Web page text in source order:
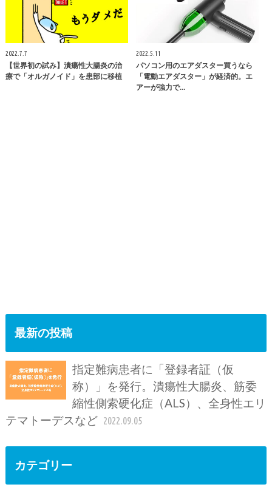
2022.7.7
【世界初の試み】潰瘍性大腸炎の治
療で「オルガノイド」を患部に移植
2022.5.11
パソコン用のエアダスター買うなら
「電動エアダスター」が経済的。エ
アーが強力で…
最新の投稿
指定難病患者に「登録者証（仮
称）」を発行。潰瘍性大腸炎、筋委
縮性側索硬化症（ALS）、全身性エリ
テマトーデスなど 2022.09.05
カテゴリー